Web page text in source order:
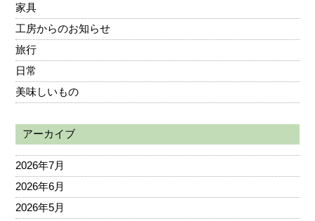
家具
工房からのお知らせ
旅行
日常
美味しいもの
アーカイブ
2026年7月
2026年6月
2026年5月